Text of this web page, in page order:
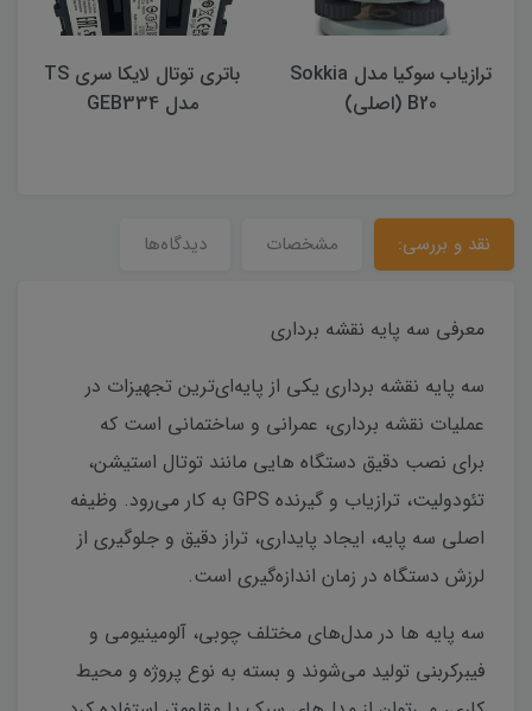
ترازیاب سوکیا مدل Sokkia
B20 (اصلی)
باتری توتال لايكا سری TS
مدل GEB334
نقد و بررسی: مشخصات دیدگاه‌ها
معرفی سه پایه نقشه برداری
سه پایه نقشه برداری یکی از پایه‌ای‌ترین تجهیزات در
عملیات نقشه برداری، عمرانی و ساختمانی است که
برای نصب دقیق دستگاه هایی مانند توتال استیشن،
تئودولیت، ترازیاب و گیرنده GPS به کار می‌رود. وظیفه
اصلی سه پایه، ایجاد پایداری، تراز دقیق و جلوگیری از
لرزش دستگاه در زمان اندازه‌گیری است.
سه پایه ها در مدل‌های مختلف چوبی، آلومینیومی و
فیبرکربنی تولید می‌شوند و بسته به نوع پروژه و محیط